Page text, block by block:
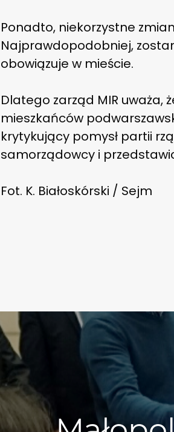
Ponadto, niekorzystne
Najprawdopodobniej,
obowiązuje w mieście.
Dlatego zarząd MIR uważa,
mieszkańców
krytykujący pomysł partii
samorządowcy i
Fot. K. Białoskórski / Sejm